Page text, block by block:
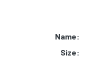
Name:
Size: